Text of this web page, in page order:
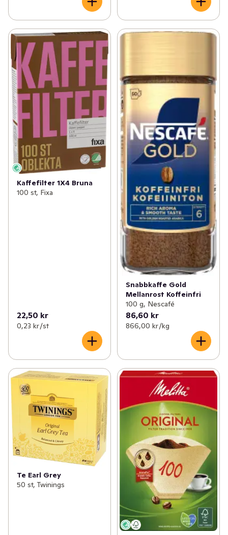
Kaffefilter 1X4 Bruna
100 st, Fixa
22,50 kr
0,23 kr /st
Snabbkaffe Gold
Mellanrost Koffeinfri
100 g, Nescafé
86,60 kr
866,00 kr /kg
Te Earl Grey
50 st, Twinings